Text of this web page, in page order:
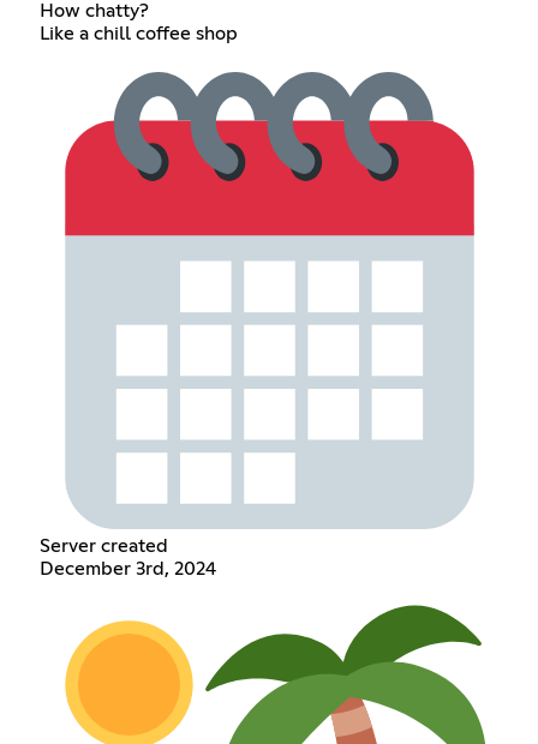
How chatty?
Like a chill coffee shop
Server created
December 3rd, 2024